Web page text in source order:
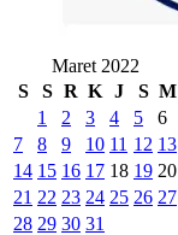
Maret 2022
S
S R K J S M
1
2 3 4 5
6
7
8 9 10 11 12 13
14 15 16 17 18 19 20
21 22 23 24 25 26 27
28 29 30 31